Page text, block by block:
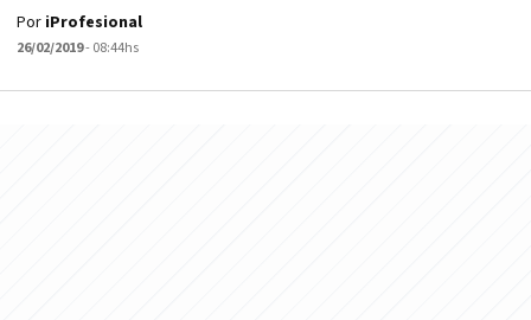
Por iProfesional
26/02/2019- 08:44hs